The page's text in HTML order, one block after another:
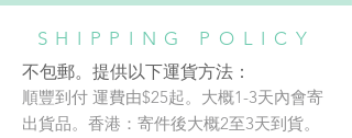
SHOP/WORKSHOP
SHIPPING POLICY
不包郵。提供以下運貨方法：
順豐到付 運費由$25起。大概1-3天內會寄
出貨品。香港：寄件後大概2至3天到貨。